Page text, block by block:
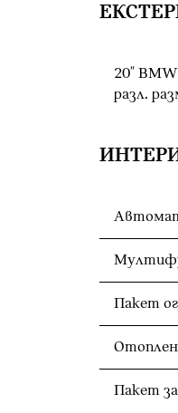
20"
разл.
Пакет
Пакет